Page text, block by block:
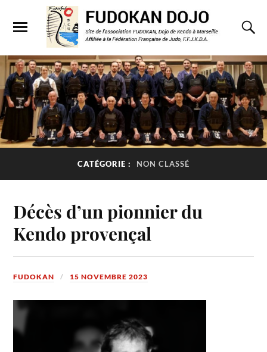
CATÉGORIE : NON CLASSÉ
Décès d’un pionnier du
Kendo provençal
FUDOKAN 15 NOVEMBRE 2023